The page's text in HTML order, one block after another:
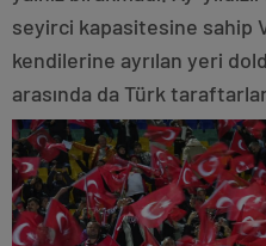
seyirci kapasitesine sahip
kendilerine ayrılan yeri
arasında da Türk